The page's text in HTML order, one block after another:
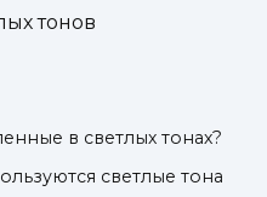
тонов
в светлых тонах?
светлые тона